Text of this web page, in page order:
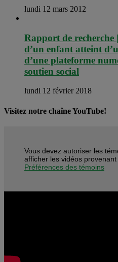
lundi 12 mars 2012
Rapport de
d’un enfant atteint
d’une plateforme
soutien social
lundi 12 février 2018
Visitez notre chaîne YouTube!
Vous devez autoriser les
afficher les vidéos provenant
Préférences des témoins